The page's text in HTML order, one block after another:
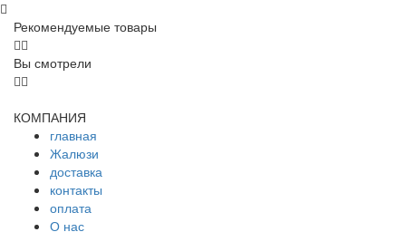
Рекомендуемые товары
Вы смотрели
КОМПАНИЯ
главная
Жалюзи
доставка
контакты
оплата
О нас